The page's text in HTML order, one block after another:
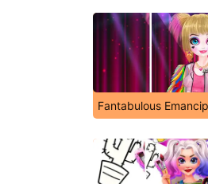
Fantabulous